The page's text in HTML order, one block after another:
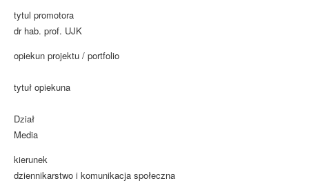
tytul promotora
dr hab. prof. UJK
opiekun projektu / portfolio
tytuł opiekuna
Dział
Media
kierunek
dziennikarstwo i komunikacja społeczna